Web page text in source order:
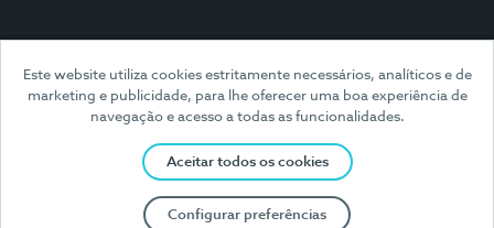
Este website utiliza cookies estritamente necessários, analíticos e de
marketing e publicidade, para lhe oferecer uma boa experiência de
navegação e acesso a todas as funcionalidades.
Aceitar todos os cookies
Configurar preferências